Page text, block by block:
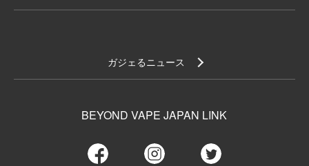
ガジェるニュース
BEYOND VAPE JAPAN LINK